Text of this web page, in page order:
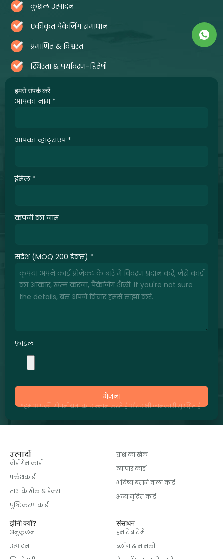
हमसे संपर्क करें
आपका नाम *
आपका व्हाट्सएप *
ईमेल *
कंपनी का नाम
संदेश (MOQ 200 डेक्स) *
फ़ाइल
भेजना
*हम आपकी गोपनीयता का सम्मान करते हैं और सभी जानकारी सुरक्षित हैं.
कुशल उत्पादन
एकीकृत पैकेजिंग समाधान
प्रमाणित & विश्वस्त
स्थिरता & पर्यावरण-हितैषी
उत्पादों
बोर्ड गेम कार्ड
फ़्लैशकार्ड
ताश के खेल & डेक्स
पुष्टिकरण कार्ड
ताश का खेल
व्यापार कार्ड
भविष्य बताने वाला कार्ड
अन्य मुद्रित कार्ड
झीनी क्यों?
अनुकूलन
उत्पादन
संसाधन
हमारे बारे में
ब्लॉग & मामलों